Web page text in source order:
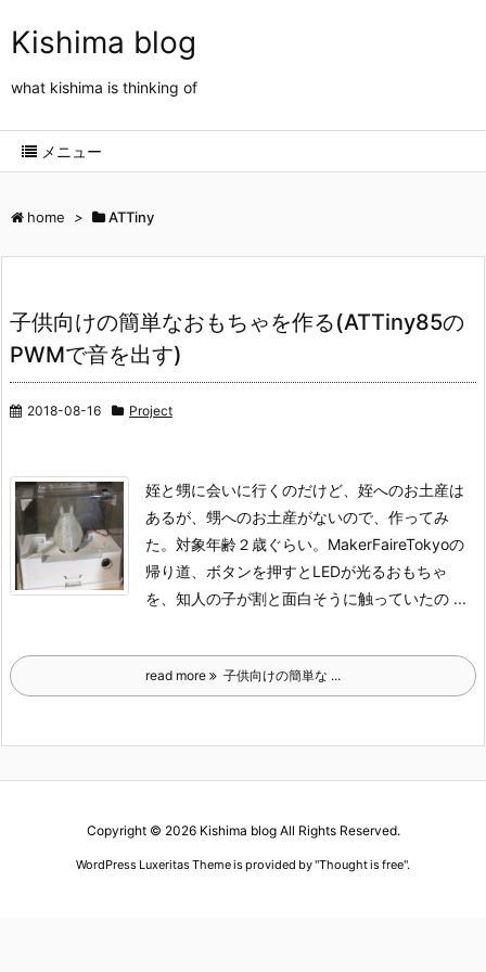
Kishima blog
what kishima is thinking of
メニュー
home > ATTiny
子供向けの簡単なおもちゃを作る(ATTiny85の
PWMで音を出す)
2018-08-16 Project
姪と甥に会いに行くのだけど、姪へのお土産は
あるが、甥へのお土産がないので、作ってみ
た。対象年齢２歳ぐらい。 MakerFaireTokyoの
帰り道、ボタンを押すとLEDが光るおもちゃ
を、知人の子が割と面白そうに触っていたの ...
read more 子供向けの簡単な ...
Copyright © 2026 Kishima blogAll Rights Reserved.
WordPress Luxeritas Theme is provided by "Thought is free".